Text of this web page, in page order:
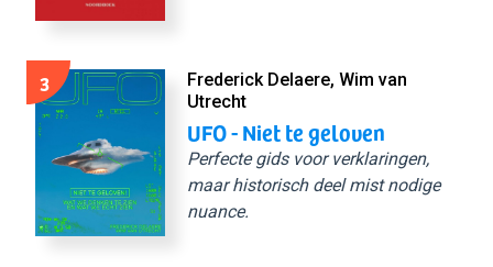
3
Frederick Delaere, Wim van
Utrecht
UFO - Niet te geloven
Perfecte gids voor verklaringen,
maar historisch deel mist nodige
nuance.